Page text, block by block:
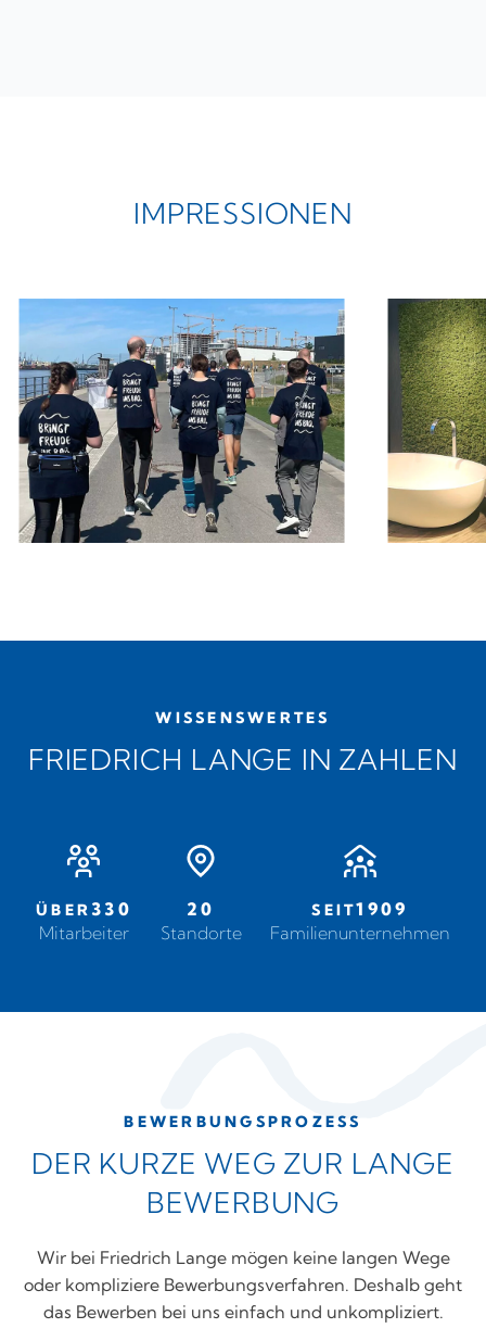
IMPRESSIONEN
WISSENSWERTES
FRIEDRICH LANGE IN ZAHLEN
ÜBER 330
Mitarbeiter
20
Standorte
SEIT1909
Familienunternehmen
BEWERBUNGSPROZESS
DER KURZE WEG ZUR LANGE
BEWERBUNG
Wir bei Friedrich Lange mögen keine langen Wege
oder kompliziere Bewerbungsverfahren. Deshalb geht
das Bewerben bei uns einfach und unkompliziert.